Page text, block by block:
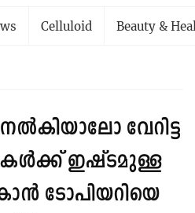
Celluloid Beauty &
വേറിട്ട
ഇഷ്ടമുള്ള
ടോപിയറിയെ